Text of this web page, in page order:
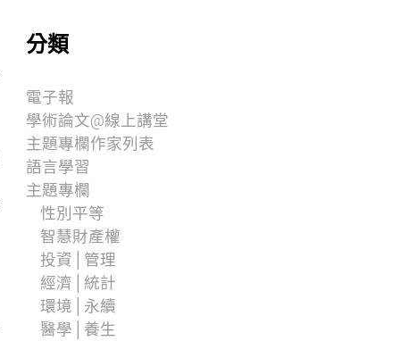
分類
電子報
學術論文@線上講堂
主題專欄作家列表
語言學習
主題專欄
性別平等
智慧財產權
投資│管理
經濟│統計
環境│永續
醫學│養生